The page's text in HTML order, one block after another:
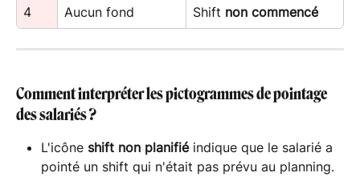
4 Aucun fond Shift non commencé
Comment interpréter les pictogrammes de pointage
des salariés ?
L'icône shift non planifié indique que le salarié a
pointé un shift qui n'était pas prévu au planning.